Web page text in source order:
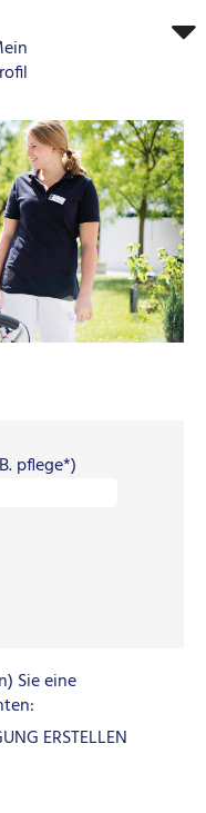
pflege*)
Sie eine
ERSTELLEN